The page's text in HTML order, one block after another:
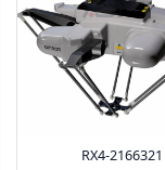
RX4-2166321